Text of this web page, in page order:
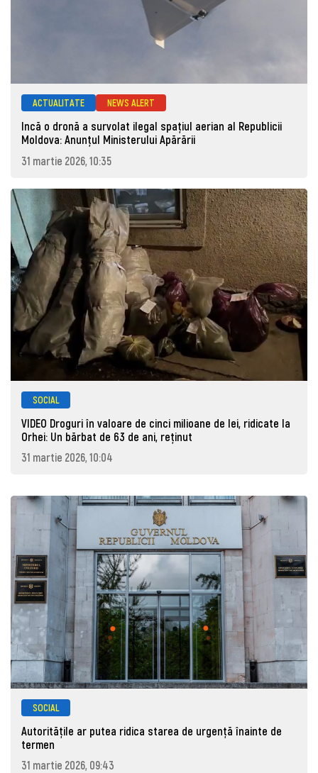
ACTUALITATE NEWS ALERT
Incă o dronă a survolat ilegal spațiul aerian al Republicii
Moldova: Anunţul Ministerului Apărării
31 martie 2026, 10:35
SOCIAL
VIDEO Droguri în valoare de cinci milioane de lei, ridicate la
Orhei: Un bărbat de 63 de ani, reţinut
31 martie 2026, 10:04
SOCIAL
Autoritățile ar putea ridica starea de urgență înainte de
termen
31 martie 2026, 09:43